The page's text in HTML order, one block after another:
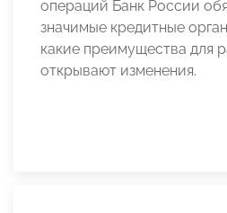
операций Банк России
значимые кредитные
какие преимущества для
открывают изменения.